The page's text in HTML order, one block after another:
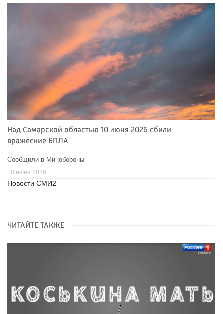
Над Самарской областью 10 июня 2026 сбили
вражеские БПЛА
Сообщили в Минобороны
10 июня 2026
Новости СМИ2
ЧИТАЙТЕ ТАКЖЕ